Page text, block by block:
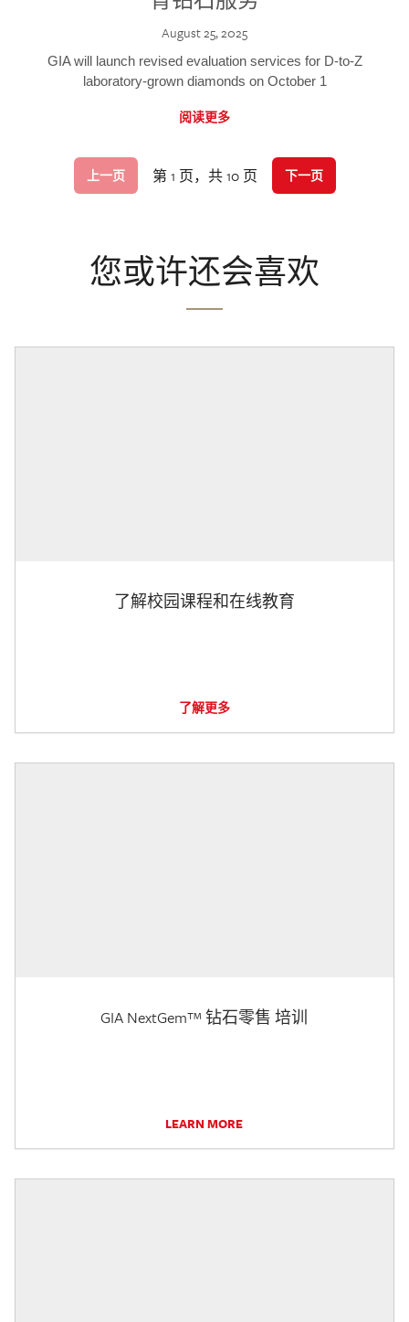
August 25, 2025
GIA will launch revised evaluation services for D-to-Z
laboratory-grown diamonds on October 1
阅读更多
上一页 第 1 页，共 10 页 下一页
您或许还会喜欢
了解校园课程和在线教育
了解更多
GIA NextGem™ 钻石零售 培训
LEARN MORE